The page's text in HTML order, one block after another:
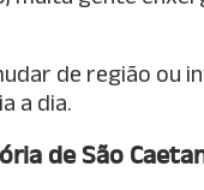
de região ou
a dia.
de São